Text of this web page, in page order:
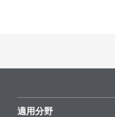
適用分野